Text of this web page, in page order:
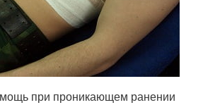
при проникающем ранении